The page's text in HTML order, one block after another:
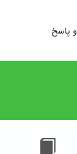
پاسخ